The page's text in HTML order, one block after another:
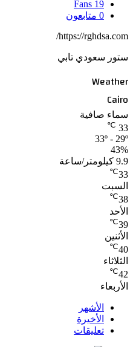
19
Fans
0 متابعون
https://rghdsa.com/
ستور سعودي تابي
Weather
Cairo
سماء صافية
33
℃
33º - 29º
43%
9.9 كيلومتر/ساعة
33
℃
السبت
38
℃
الأحد
39
℃
الأثنين
40
℃
الثلاثاء
42
℃
الأربعاء
الأشهر
الأخيرة
تعليقات